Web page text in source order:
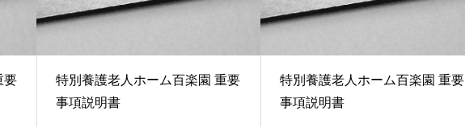
要
特別養護老人ホーム百楽園 重要
事項説明書
特別養護老人ホーム百楽園 重要
事項説明書